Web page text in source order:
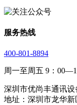
服务热线
400-801-8894
周一至周五 9：
深圳市优尚丰通讯设
地址：深圳市龙华